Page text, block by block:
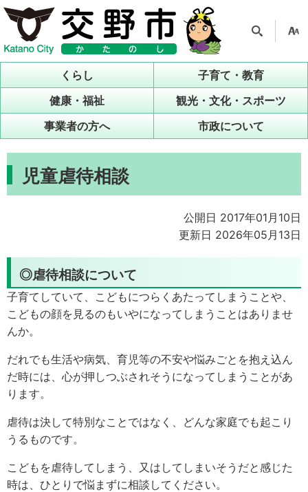
ル
くらし
子育て・教育
健康・福祉
観光・文化・スポーツ
事業者の方へ
市政について
児童虐待相談
公開日 2017年01月10日
更新日 2026年05月13日
◎虐待相談について
子育てしていて、こどもにつらくあたってしまうことや、
こどもの顔を見るのもいやになってしまうことはありませ
んか。
だれでも生活や病気、育児等の不安や悩みごとを抱え込ん
だ時には、心が押しつぶされそうになってしまうことがあ
ります。
虐待は決して特別なことではなく、どんな家庭でも起こり
うるものです。
こどもを虐待してしまう、又はしてしまいそうだと感じた
時は、ひとりで悩まずに相談してください。